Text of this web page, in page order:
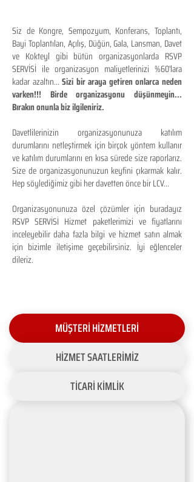
Siz de Kongre, Sempozyum, Konferans, Toplantı,
Bayi Toplantıları, Açılış, Düğün, Gala, Lansman, Davet
ve Kokteyl gibi bütün organizasyonlarda RSVP
SERVİSİ ile organizasyon maliyetlerinizi %60'lara
kadar azaltın...Sizi bir araya getiren onlarca neden
varken!!! Birde organizasyonu düşünmeyin...
Bırakın onunla biz ilgileniriz.
Davetlilerinizin organizasyonunuza katılım
durumlarını netleştirmek için birçok yöntem kullanır
ve katılım durumlarını en kısa sürede size raporlarız.
Size de organizasyonunuzun keyfini çıkarmak kalır.
Hep söylediğimiz gibi her davetten önce bir LCV...
Organizasyonunuza özel çözümler için buradayız
RSVP SERVİSİ Hizmet paketlerimizi ve fiyatlarını
inceleyebilir daha fazla bilgi ve hizmet satın almak
için bizimle iletişime geçebilirsiniz. İyi eğlenceler
dileriz.
MÜŞTERİ HİZMETLERİ
HİZMET SAATLERİMİZ
TİCARİ KİMLİK